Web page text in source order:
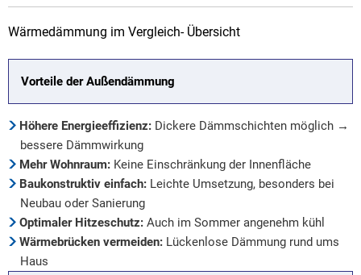
Wärmedämmung im Vergleich- Übersicht
Vorteile der Außendämmung
Höhere Energieeffizienz: Dickere Dämmschichten möglich →
bessere Dämmwirkung
Mehr Wohnraum: Keine Einschränkung der Innenfläche
Baukonstruktiv einfach: Leichte Umsetzung, besonders bei
Neubau oder Sanierung
Optimaler Hitzeschutz: Auch im Sommer angenehm kühl
Wärmebrücken vermeiden: Lückenlose Dämmung rund ums
Haus